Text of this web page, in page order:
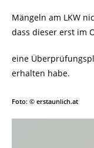
Mängeln am LKW
dass dieser erst im
eine
erhalten habe.
Foto: © erstaunlich.at